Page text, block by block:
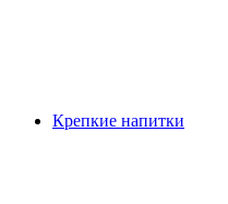
Крепкие напитки